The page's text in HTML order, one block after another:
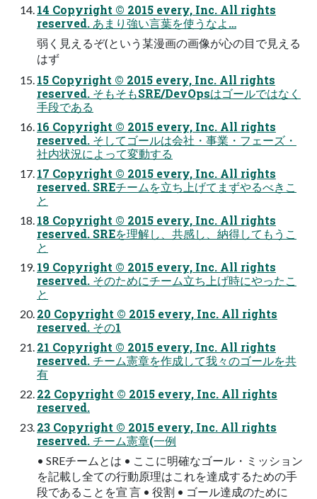
14 Copyright © 2015 every, Inc. All rights
reserved. あまり強い言葉を使うなよ…
弱く見えるぞ(という某漫画の画像が心の目で見える
はず
15 Copyright © 2015 every, Inc. All rights
reserved. そもそもSRE/DevOpsはゴールではなく
手段である
16 Copyright © 2015 every, Inc. All rights
reserved. そしてゴールは会社・事業・フェーズ・
社内状況によって変動する
17 Copyright © 2015 every, Inc. All rights
reserved. SREチームを立ち上げてまずやるべきこ
と
18 Copyright © 2015 every, Inc. All rights
reserved. SREを理解し、共感し、納得してもうこ
と
19 Copyright © 2015 every, Inc. All rights
reserved. そのためにチーム立ち上げ時にやったこ
と
20 Copyright © 2015 every, Inc. All rights
reserved. その1
21 Copyright © 2015 every, Inc. All rights
reserved. チーム憲章を作成して我々のゴールを共
有
22 Copyright © 2015 every, Inc. All rights
reserved.
23 Copyright © 2015 every, Inc. All rights
reserved. チーム憲章(一例
• SREチームとは • ここに明確なゴール・ミッション
を記載し全ての行動原理はこれを達成するための手
段であることを宣 言 • 役割 • ゴール達成のために